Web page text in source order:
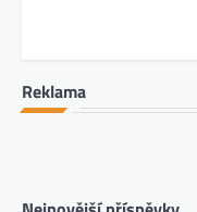
Reklama